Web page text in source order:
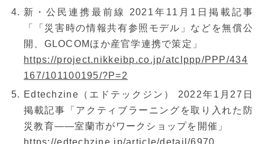
新・公民連携最前線 2021年11月1日掲載記事
「「災害時の情報共有参照モデル」などを無償公
開、GLOCOMほか産官学連携で策定」
https://project.nikkeibp.co.jp/atclppp/PPP/434
167/101100195/?P=2
Edtechzine（エドテックジン） 2022年1月27日
掲載記事「アクティブラーニングを取り入れた防
災教育――室蘭市がワークショップを開催」